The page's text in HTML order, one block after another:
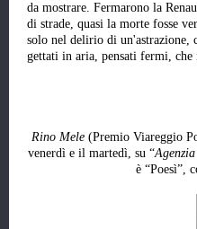
da mostrare. Fermarono la
di strade, quasi la morte fosse
solo nel delirio di un'astrazione,
gettati in aria, pensati fermi, che
Rino Mele (Premio Viareggio
venerdì e il martedì, su “
è “Poesì”,